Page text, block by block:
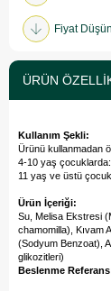
Fiyat
ÜRÜN
Kullanım Şekli:
Ürünü kullanmadan
4-10 yaş
11 yaş ve üstü
Ürün İçeriği:
Su, Melisa Ekstresi
chamomilla), Kıvam
(Sodyum Benzoat),
glikozitleri)
Beslenme